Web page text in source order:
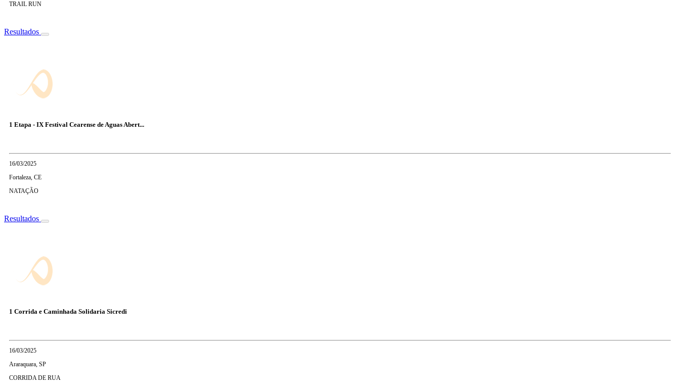
TRAIL RUN
Resultados
1 Etapa - IX Festival Cearense de Aguas Abert...
16/03/2025
Fortaleza, CE
NATAÇÃO
Resultados
1 Corrida e Caminhada Solidaria Sicredi
16/03/2025
Araraquara, SP
CORRIDA DE RUA